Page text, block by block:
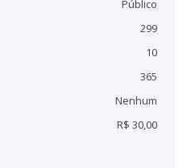
Público
299
10
365
Nenhum
R$ 30,00